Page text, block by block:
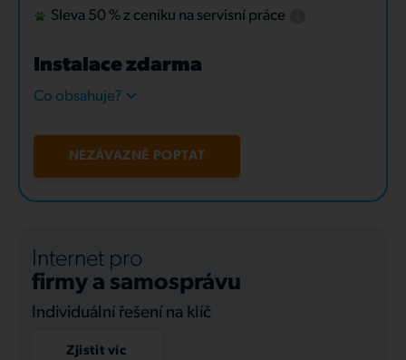
Sleva 50 % z ceníku na servisní práce
Instalace zdarma
Co obsahuje?
NEZÁVAZNĚ POPTAT
Internet pro
firmy a samosprávu
Individuální řešení na klíč
Zjistit víc